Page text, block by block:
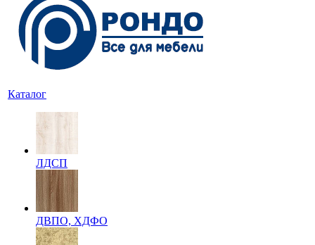
Каталог
ЛДСП
ДВПО, ХДФО